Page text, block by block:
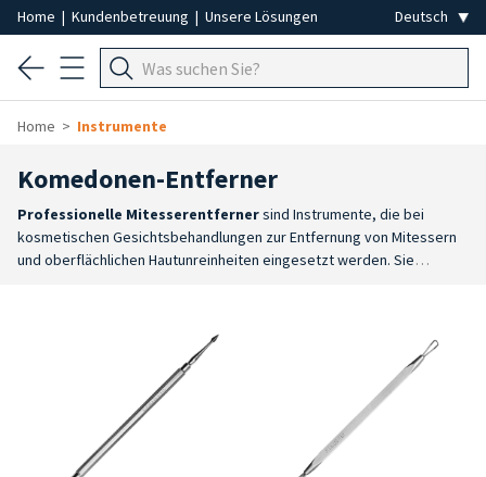
Home | Kundenbetreuung | Unsere Lösungen
Home Instrumente
Komedonen-Entferner
Professionelle Mitesserentfernersind Instrumente, die bei
kosmetischen Gesichtsbehandlungen zur Entfernung von Mitessern
und oberflächlichen Hautunreinheiten eingesetzt werden. Sie
kontrollierte Entfernung von Mitessern und oberflächlichen
Unreinheiten während kosmetischer Behandlungen zu
Höchste Präzision
: Die Arbeitsspitzen ermöglichen ein
präzises Eingreifen in den verschiedenen Bereichen des Gesichts
und sorgen so für eine praktische und kontrollierte
Anwendung.Edelstahl
: Sie bestehen aus Edelstahl und eignen sich